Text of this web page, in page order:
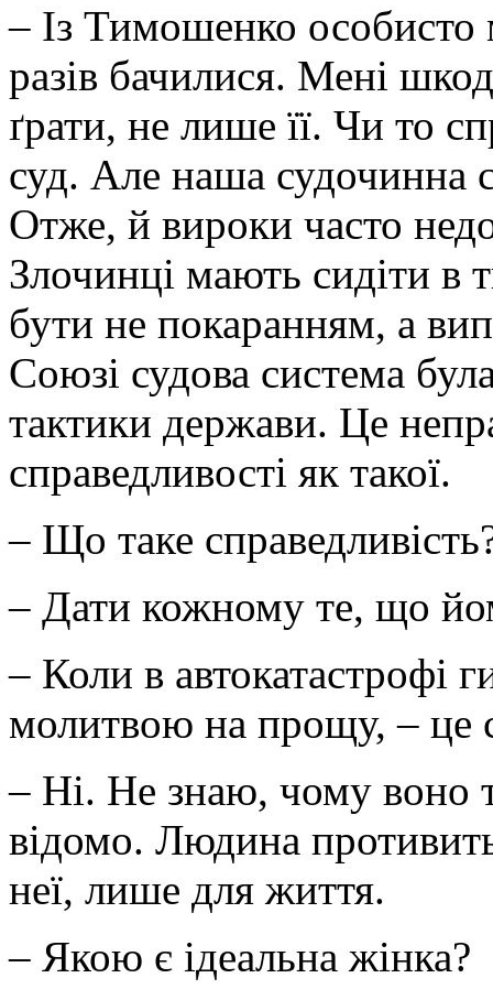
– Із Тимошенко особисто
разів бачилися. Мені
ґрати, не лише її. Чи то
суд. Але наша судочинна
Отже, й вироки часто
Злочинці мають сидіти
бути не покаранням, а
Союзі судова система
тактики держави. Це
справедливості як такої.
– Що таке
– Дати кожному те, що
– Коли в автокатастрофі
молитвою на прощу, – це
– Ні. Не знаю, чому воно
відомо. Людина
неї, лише для життя.
– Якою є ідеальна жінка?